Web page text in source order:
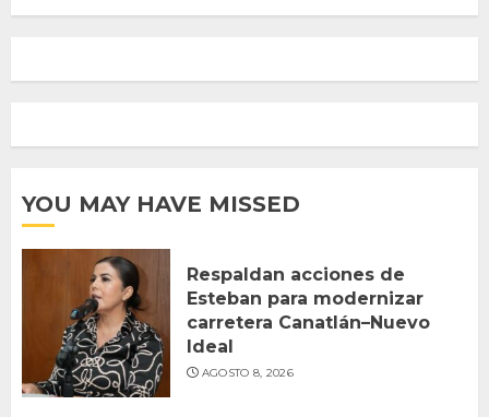
YOU MAY HAVE MISSED
Respaldan acciones de
Esteban para modernizar
carretera Canatlán–Nuevo
Ideal
AGOSTO 8, 2026